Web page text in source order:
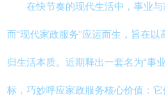
在快节奏的现代生活中，事业
而“现代家政服务”应运而生，旨在
归生活本质。近期释出一套名为“事
标，巧妙呼应家政服务核心价值：它